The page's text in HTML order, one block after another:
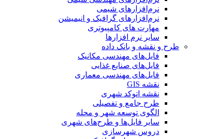
نرم‌افزارهای شیمی
نرم‌افزارهای گرافیک و انیمیشن
مهارت های کامپیوتری
سایر نرم افزارها
طرح و نقشه و بانک داده
فایل‌های مهندسی مکانیک
فایل‌های صنایع غذایی
فایل‌های مهندسی معماری
نقشه GIS
نقشه اتوکد شهری
طرح جامع و تفصیلی
الگوی توسعه شهر و محله
سایر فایل‌ها و طرح‌های شهری
دروس شهرسازی